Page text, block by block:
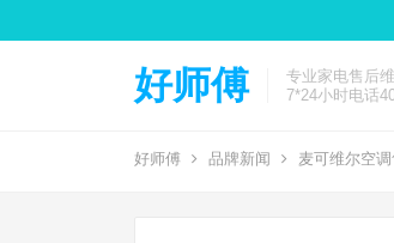
好师傅
专业家电售后
7*24小时电话
好师傅 品牌新闻 麦可维尔空